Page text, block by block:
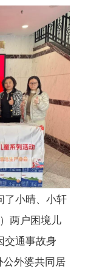
了小晴、小轩
两户困境儿
交通事故身
外婆共同居